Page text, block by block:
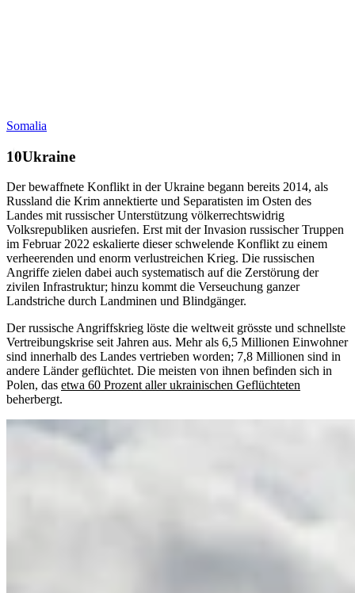
Somalia
Ukraine
Der bewaffnete Konflikt in der Ukraine begann bereits 2014, als
Russland die Krim annektierte und Separatisten im Osten des
Landes mit russischer Unterstützung völkerrechtswidrig
Volksrepubliken ausriefen. Erst mit der Invasion russischer Truppen
im Februar 2022 eskalierte dieser schwelende Konflikt zu einem
verheerenden und enorm verlustreichen Krieg. Die russischen
Angriffe zielen dabei auch systematisch auf die Zerstörung der
zivilen Infrastruktur; hinzu kommt die Verseuchung ganzer
Landstriche durch Landminen und Blindgänger.
Der russische Angriffskrieg löste die weltweit grösste und schnellste
Vertreibungskrise seit Jahren aus. Mehr als 6,5 Millionen Einwohner
sind innerhalb des Landes vertrieben worden; 7,8 Millionen sind in
andere Länder geflüchtet. Die meisten von ihnen befinden sich in
Polen, das etwa 60 Prozent aller ukrainischen Geflüchteten
beherbergt.